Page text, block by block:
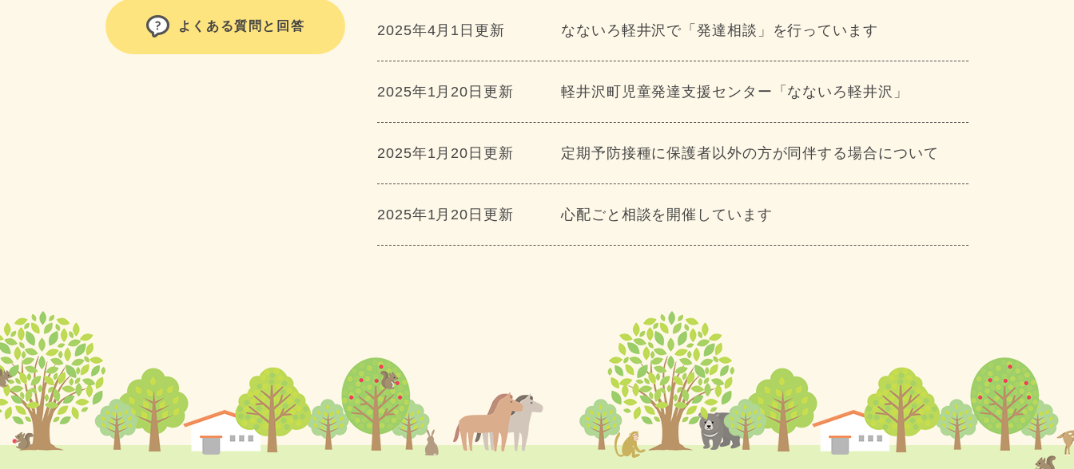
2025年4月1日更新 なないろ軽井沢で「発達相談」を行っています
2025年1月20日更新 軽井沢町児童発達支援センター「なないろ軽井沢」
2025年1月20日更新 定期予防接種に保護者以外の方が同伴する場合について
2025年1月20日更新 心配ごと相談を開催しています
よくある質問と回答